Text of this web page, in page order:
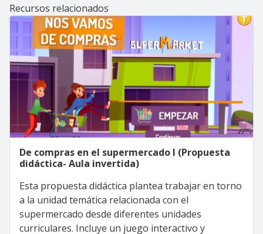
Recursos relacionados
De compras en el supermercado I (Propuesta
didáctica- Aula invertida)
Esta propuesta didáctica plantea trabajar en torno
a la unidad temática relacionada con el
supermercado desde diferentes unidades
curriculares. Incluye un juego interactivo y